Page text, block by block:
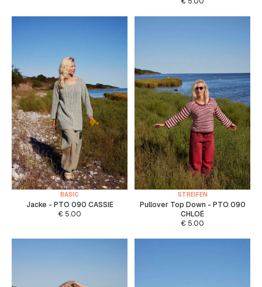
BASIC
Jacke - PTO 090 CASSIE
€ 5.00
STREIFEN
Pullover Top Down - PTO 090
CHLOÉ
€ 5.00